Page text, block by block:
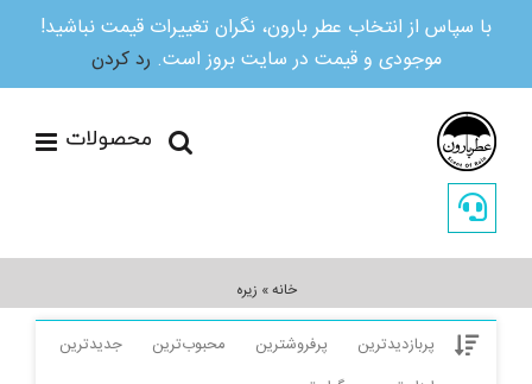
با سپاس از انتخاب عطر بارون، نگران تغییرات قیمت نباشید!
موجودی و قیمت در سایت بروز است. رد کردن
content
خانه» زیره
پربازدیدترین پرفروشترین محبوب‌ترین
جدیدترین